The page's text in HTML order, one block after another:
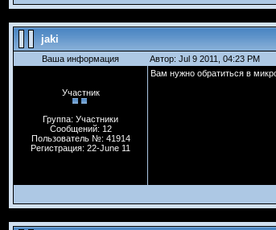
jaki
Ваша информация Автор: Jul 9 2011, 04:23 PM
Участник
Группа: Участники
Сообщений: 12
Пользователь №: 41914
Регистрация: 22-June 11
Вам нужно обратиться в